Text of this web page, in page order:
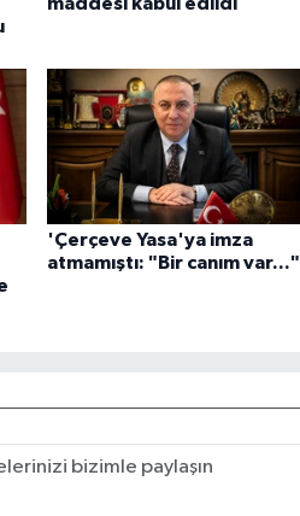
'Çerçeve Yasa'ya imza
atmamıştı: "Bir canım var..."